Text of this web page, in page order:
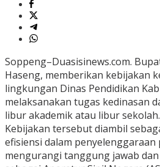
Soppeng–Duasisinews.com.
Haseng, memberikan kebijakan
lingkungan Dinas Pendidikan
melaksanakan tugas kedinasan
libur akademik atau libur sekolah.
Kebijakan tersebut diambil
efisiensi dalam
mengurangi tanggung jawab